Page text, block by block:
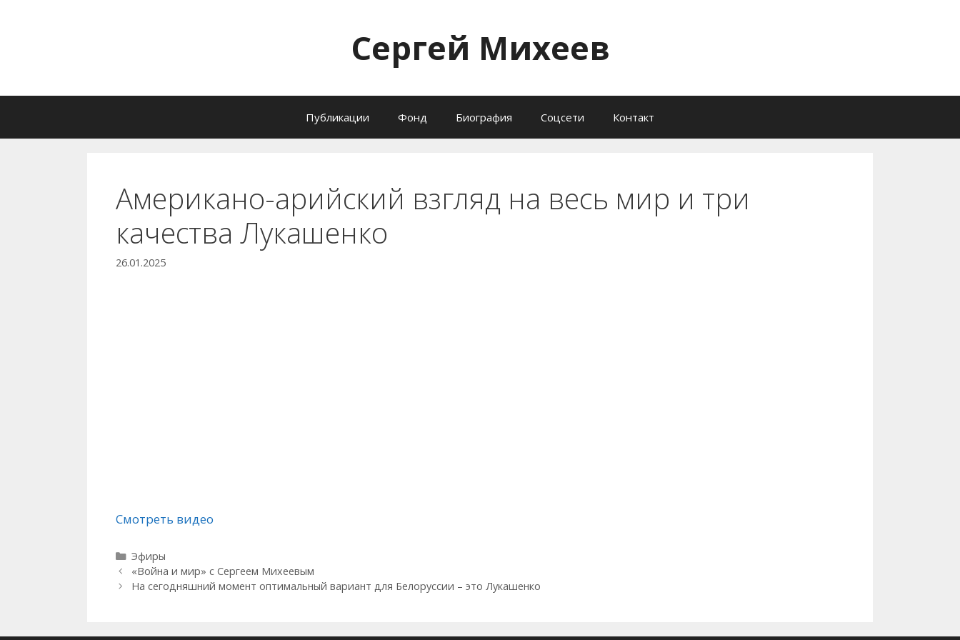
Сергей Михеев
Публикации Фонд Биография Соцсети Контакт
Американо-арийский взгляд на весь мир и три
качества Лукашенко
26.01.2025
Смотреть видео
Рубрики
Эфиры
«Война и мир» с Сергеем Михеевым
На сегодняшний момент оптимальный вариант для Белоруссии – это Лукашенко